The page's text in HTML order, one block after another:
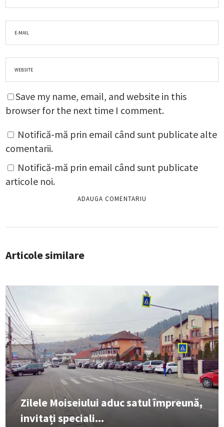
Save my name, email, and website in this
browser for the next time I comment.
Notifică-mă prin email când sunt publicate alte
comentarii.
Notifică-mă prin email când sunt publicate
articole noi.
Articole similare
Zilele Moiseiului aduc satul împreună,
invitați speciali...